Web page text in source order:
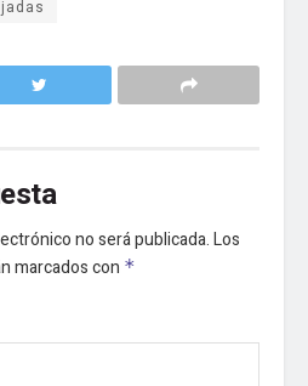
no será publicada.Los
marcados con *